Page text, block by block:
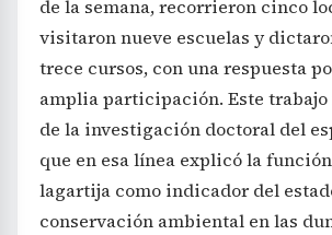
de la semana, recorrieron cinco
visitaron nueve escuelas y
trece cursos, con una respuesta
amplia participación. Este
de la investigación doctoral del
que en esa línea explicó la
lagartija como indicador del
conservación ambiental en las